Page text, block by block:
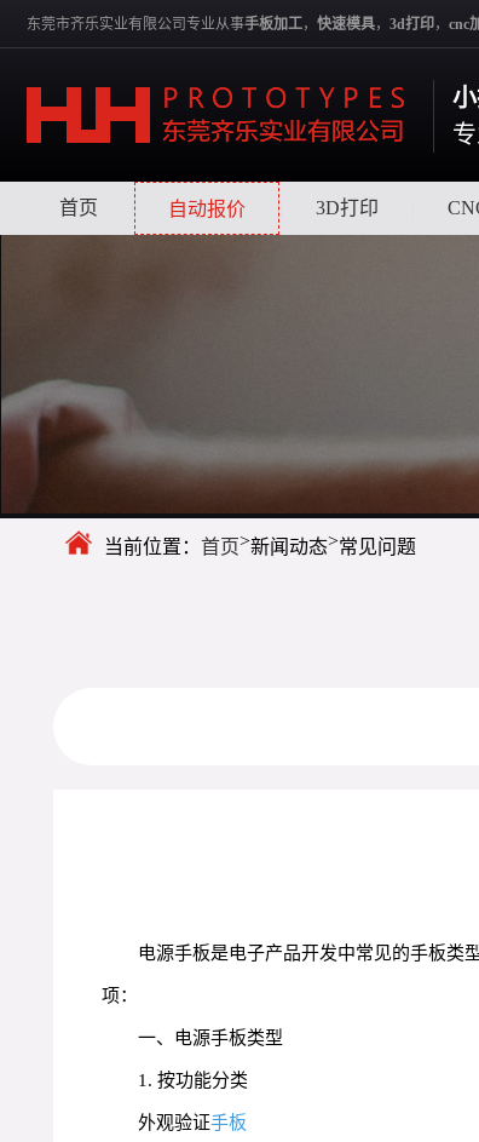
东莞市齐乐实业有限公司专业从事手板加工， 快速模具， 3d打印， cnc
首页 自动报价 3D打印
当前位置： 首页>新闻动态>常见问题
电源手板是电子产品开发中常见的手板类
项：
一、电源手板类型
1. 按功能分类
外观验证手板